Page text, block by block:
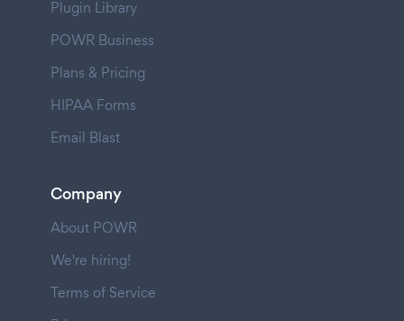
Plugin Library
POWR Business
Plans & Pricing
HIPAA Forms
Email Blast
Company
About POWR
We're hiring!
Terms of Service